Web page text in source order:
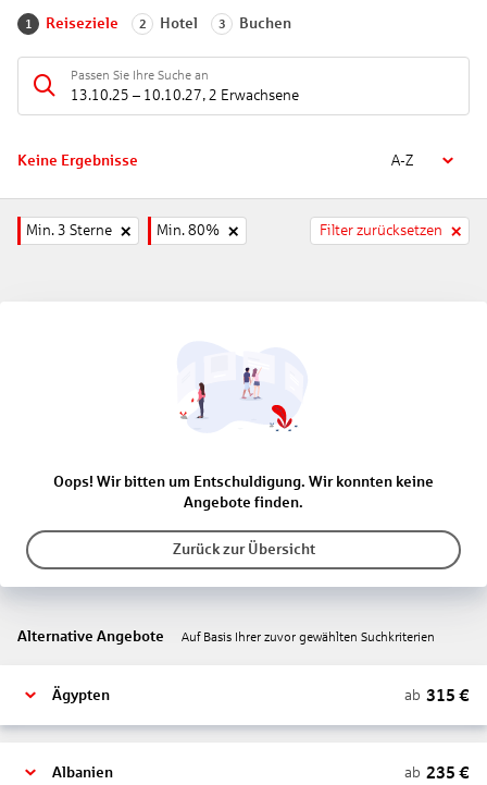
1 Reiseziele 2 Hotel 3 Buchen
Passen Sie Ihre Suche an
13.10.25 – 10.10.27, 2 Erwachsene
Keine Ergebnisse A-Z
Min. 3 Sterne Min. 80% Filter zurücksetzen
Oops! Wir bitten um Entschuldigung. Wir konnten keine
Angebote finden.
Zurück zur Übersicht
Alternative Angebote Auf Basis Ihrer zuvor gewählten Suchkriterien
Ägypten ab 315 €
Albanien ab 235 €